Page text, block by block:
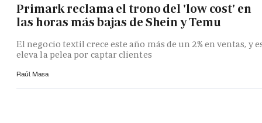
Primark reclama el trono del 'low cost' en
las horas más bajas de Shein y Temu
El negocio textil crece este año más de un 2% en ventas, y
eleva la pelea por captar clientes
Raúl Masa